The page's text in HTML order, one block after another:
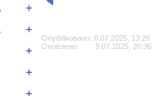
Опубліковано: 8.07.2025, 13:28
Оновлено: 9.07.2025, 20:36
+
+
+
+
+